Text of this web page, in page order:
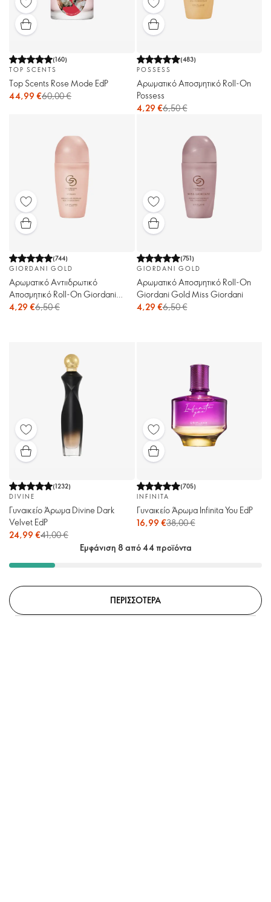
(160)
TOP SCENTS
Top Scents Rose Mode EdP
44,99 €60,00 €
(483)
POSSESS
Αρωματικό Αποσμητικό Roll-On
Possess
4,29 €6,50 €
(744)
GIORDANI GOLD
Αρωματικό Αντιιδρωτικό
Αποσμητικό Roll-On Giordani
Gold Woman
4,29 €6,50 €
(751)
GIORDANI GOLD
Αρωματικό Αποσμητικό Roll-On
Giordani Gold Miss Giordani
4,29 €6,50 €
(1232)
DIVINE
Γυναικείο Άρωμα Divine Dark
Velvet EdP
24,99 €41,00 €
(705)
INFINITA
Γυναικείο Άρωμα Infinita You EdP
16,99 €38,00 €
Εμφάνιση 8 από 44 προϊόντα
ΠΕΡΙΣΣΟΤΕΡΑ